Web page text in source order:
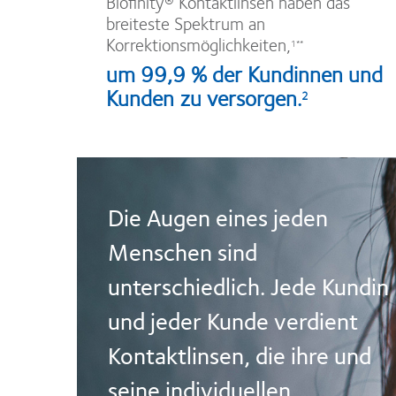
breiteste Spektrum an
Korrektionsmöglichkeiten,1**
um 99,9 % der Kundinnen und
Kunden zu versorgen.2
Die Augen eines jeden
Menschen sind
unterschiedlich. Jede Kundin
und jeder Kunde verdient
Kontaktlinsen, die ihre und